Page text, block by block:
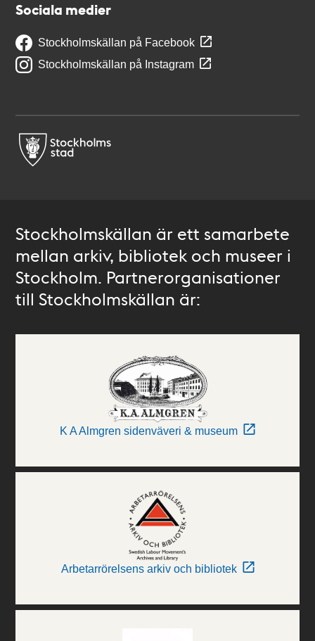
Sociala medier
Stockholmskällan på Facebook
Stockholmskällan på Instagram
Stockholmskällan är ett samarbete
mellan arkiv, bibliotek och museer i
Stockholm. Partnerorganisationer
till Stockholmskällan är:
K A Almgren sidenväveri & museum
Arbetarrörelsens arkiv och bibliotek